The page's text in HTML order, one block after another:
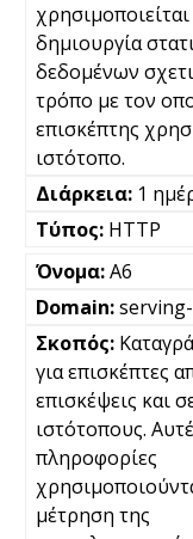
χρησιμοποιείται
δημιουργία
δεδομένων
τρόπο με τον
επισκέπτης
ιστότοπο.
1
HTTP
A6
για επισκέπτες
επισκέψεις και
ιστότοπους.
πληροφορίες
μέτρηση της